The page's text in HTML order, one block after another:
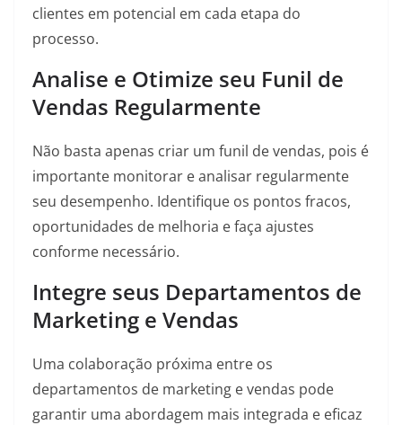
clientes em potencial em cada etapa do
processo.
Analise e Otimize seu Funil de
Vendas Regularmente
Não basta apenas criar um funil de vendas, pois é
importante monitorar e analisar regularmente
seu desempenho. Identifique os pontos fracos,
oportunidades de melhoria e faça ajustes
conforme necessário.
Integre seus Departamentos de
Marketing e Vendas
Uma colaboração próxima entre os
departamentos de marketing e vendas pode
garantir uma abordagem mais integrada e eficaz